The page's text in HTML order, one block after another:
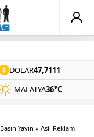
DOLAR47,7111
MALATYA36°C
Basın Yayın » Asil Reklam